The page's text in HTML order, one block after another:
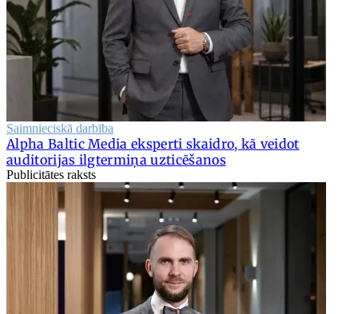
Saimnieciskā darbība
Alpha Baltic Media eksperti skaidro, kā veidot
auditorijas ilgtermiņa uzticēšanos
Publicitātes raksts